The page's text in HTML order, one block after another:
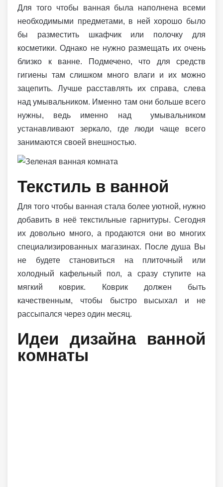
Для того чтобы ванная была наполнена всеми
необходимыми предметами, в ней хорошо было
бы разместить шкафчик или полочку для
косметики. Однако не нужно размещать их очень
близко к ванне. Подмечено, что для средств
гигиены там слишком много влаги и их можно
зацепить. Лучше расставлять их справа, слева
над умывальником. Именно там они больше всего
нужны, ведь именно над умывальником
устанавливают зеркало, где люди чаще всего
занимаются своей внешностью.
Текстиль в ванной
Для того чтобы ванная стала более уютной, нужно
добавить в неё текстильные гарнитуры. Сегодня
их довольно много, а продаются они во многих
специализированных магазинах. После душа Вы
не будете становиться на плиточный или
холодный кафельный пол, а сразу ступите на
мягкий коврик. Коврик должен быть
качественным, чтобы быстро высыхал и не
рассыпался через один месяц.
Идеи дизайна ванной
комнаты